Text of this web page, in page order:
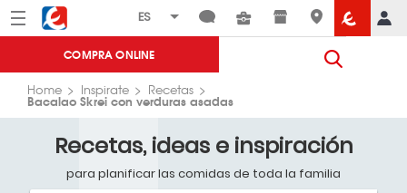
Menú Eroski
COMPRA ONLINE
Home Inspirate Recetas
Bacalao Skrei con verduras asadas
Recetas, ideas e inspiración
para planificar las comidas de toda la familia